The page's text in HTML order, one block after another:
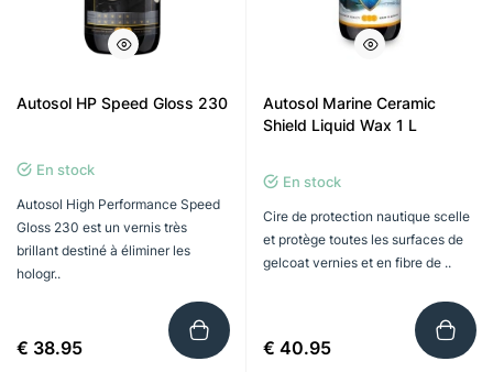
Autosol HP Speed Gloss 230
En stock
Autosol High Performance Speed ​​
Gloss 230 est un vernis très
brillant destiné à éliminer les
hologr..
€ 38.95
Autosol Marine Ceramic
Shield Liquid Wax 1 L
En stock
Cire de protection nautique scelle
et protège toutes les surfaces de
gelcoat vernies et en fibre de ..
€ 40.95